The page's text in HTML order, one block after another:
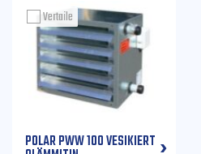
POLAR PWW 100 VESIKIERT
Vertaile